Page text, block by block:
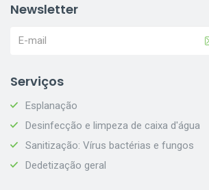
Newsletter
Serviços
Esplanação
Desinfecção e limpeza de caixa d'água
Sanitização: Vírus bactérias e fungos
Dedetização geral